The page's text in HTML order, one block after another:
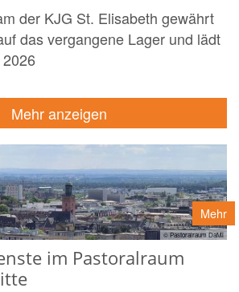
der KJG St. Elisabeth gewährt
das vergangene Lager und lädt
Mehr anzeigen
Mehr
© Pastoralraum DaMi
im Pastoralraum